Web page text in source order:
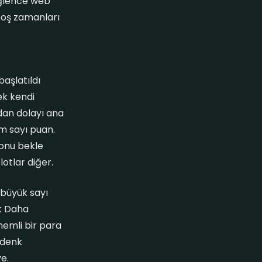
zamanları
kendi
dolayı ana
sayı puan.
bekle
diğer.
sayı
Daha
bir para